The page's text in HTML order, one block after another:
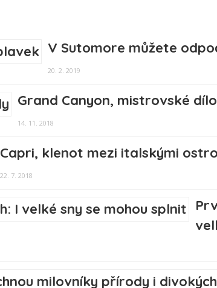
V Sutomore můžete
20. 2. 2019
Grand Canyon, mistrovské
14. 11. 2018
Capri, klenot mezi italskými
22. 7. 2018